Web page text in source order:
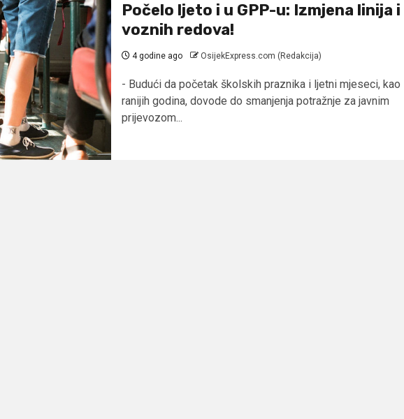
Počelo ljeto i u GPP-u: Izmjena linija i
voznih redova!
4 godine ago OsijekExpress.com (Redakcija)
- Budući da početak školskih praznika i ljetni mjeseci, kao
ranijih godina, dovode do smanjenja potražnje za javnim
prijevozom...